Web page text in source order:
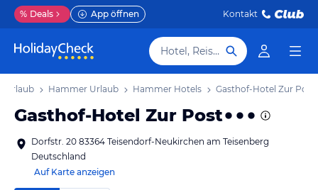
% Deals App öffnen Kontakt
Hotel, Reiseziel
Urlaub Hammer Urlaub Hammer Hotels Gasthof-Hotel Zur Post
Gasthof-Hotel Zur Post
Dorfstr. 20 83364 Teisendorf-Neukirchen am Teisenberg
Deutschland
Auf Karte anzeigen